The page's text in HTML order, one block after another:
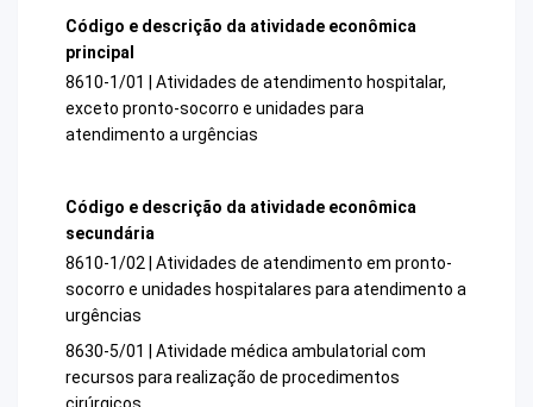
Código e descrição da atividade econômica
principal
8610-1/01 | Atividades de atendimento hospitalar,
exceto pronto-socorro e unidades para
atendimento a urgências
Código e descrição da atividade econômica
secundária
8610-1/02 | Atividades de atendimento em pronto-
socorro e unidades hospitalares para atendimento a
urgências
8630-5/01 | Atividade médica ambulatorial com
recursos para realização de procedimentos